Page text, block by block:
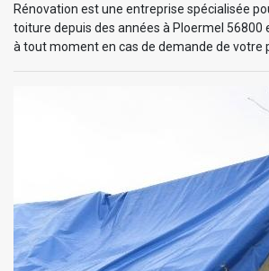
Rénovation est une entreprise spécialisée
toiture depuis des années à Ploermel 56800
à tout moment en cas de demande de votre